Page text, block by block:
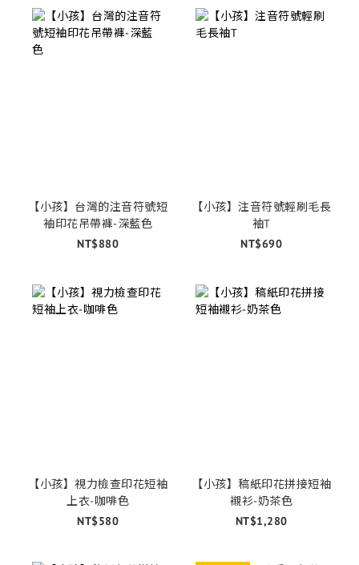
【小孩】台灣的注音符號短
袖印花吊帶褲-深藍色
NT$880
【小孩】注音符號輕刷毛長
袖T
NT$690
【小孩】視力檢查印花短袖
上衣-咖啡色
NT$580
【小孩】稿紙印花拼接短袖
襯衫-奶茶色
NT$1,280